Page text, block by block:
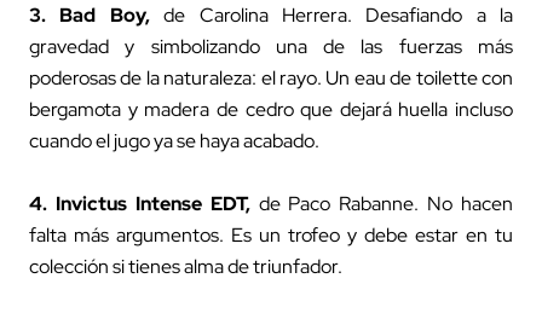
3. Bad Boy,de Carolina Herrera. Desafiando a la
gravedad y simbolizando una de las fuerzas más
poderosas de la naturaleza: el rayo. Un eau de toilette con
bergamota y madera de cedro que dejará huella incluso
cuando el jugo ya se haya acabado.
4. Invictus Intense EDT,de Paco Rabanne. No hacen
falta más argumentos. Es un trofeo y debe estar en tu
colección si tienes alma de triunfador.